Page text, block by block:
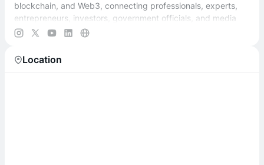
blockchain, and Web3, connecting professionals, experts,
entrepreneurs, investors, government officials, and media
from Japan and beyond.
Location